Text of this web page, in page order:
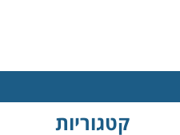
קטגוריות